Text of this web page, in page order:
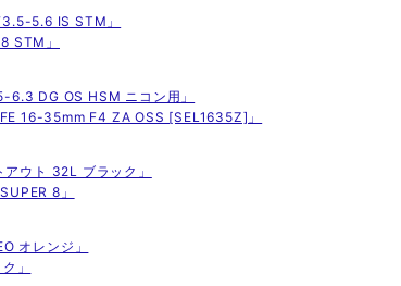
5.6 IS STM」
STM」
6.3 DG OS HSM ニコン用」
16-35mm F4 ZA OSS [SEL1635Z]」
ウト 32L ブラック」
8」
オレンジ」
」